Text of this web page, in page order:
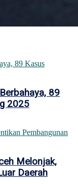
89
2025
Melonjak,
Daerah